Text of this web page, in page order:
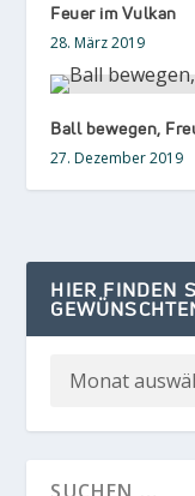
Feuer im Vulkan
28. März 2019
Ball bewegen,
27. Dezember 2019
HIER FINDEN